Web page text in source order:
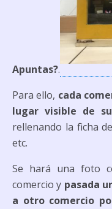
Apuntas?.
Para ello, cada
lugar visible de
rellenando la ficha
etc.
Se hará una foto
comercio y pasada
a otro comercio